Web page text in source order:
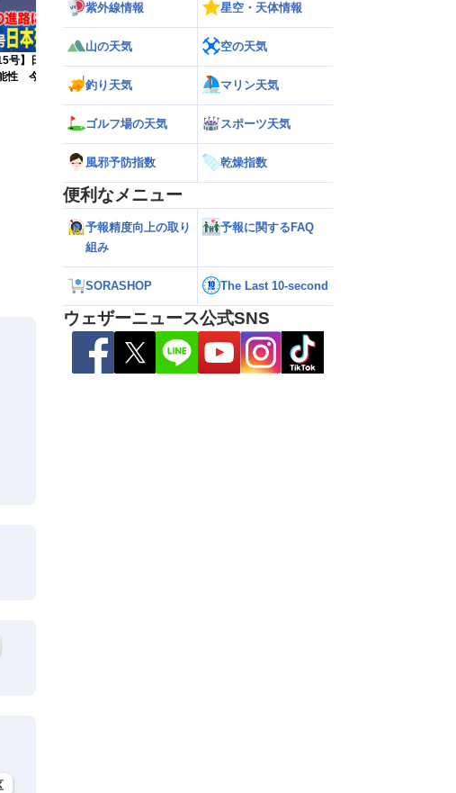
号】日本の東の海上に近づいて
性 今後の進路に注意（6日3時
接近前から荒天のおそれ（6日5時更新）
紫外線情報 星空・天体情報
山の天気 空の天気
釣り天気 マリン天気
ゴルフ場の天気 スポーツ天気
風邪予防指数 乾燥指数
便利なメニュー
予報精度向上の取り
組み
予報に関するFAQ
SORASHOP The Last 10-second
ウェザーニュース公式SNS